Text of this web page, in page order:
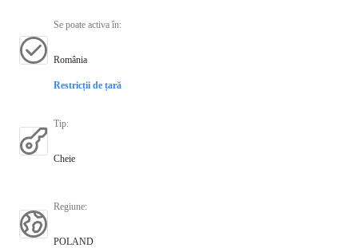
Se poate activa în:
România
Restricții de țară
Tip:
Cheie
Regiune:
POLAND